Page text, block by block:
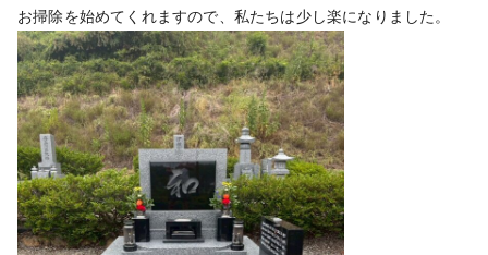
お掃除を始めてくれますので、私たちは少し楽になりました。